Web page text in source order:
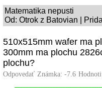
Matematika nepusti
Od: Otrok z Batovian |
510x515mm wafer ma
300mm ma plochu
plochu?
Odpovedať Známka: -7.6